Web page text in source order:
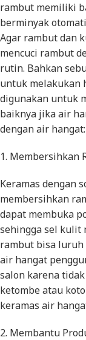
rambut memiliki
berminyak
Agar rambut dan
mencuci rambut
rutin. Bahkan
untuk melakukan
digunakan untuk
baiknya jika air
dengan air hangat:
1. Membersihkan
Keramas dengan
membersihkan
dapat membuka
sehingga sel kulit
rambut bisa luruh
air hangat
salon karena
ketombe atau
keramas air
2. Membantu